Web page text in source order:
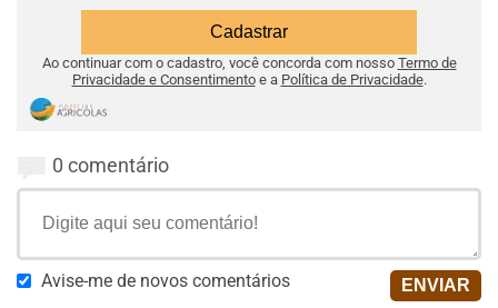
Ao continuar com o cadastro, você concorda com nosso Termo de
Privacidade e Consentimentoe a Política de Privacidade.
0 comentário
Avise-me de novos comentários